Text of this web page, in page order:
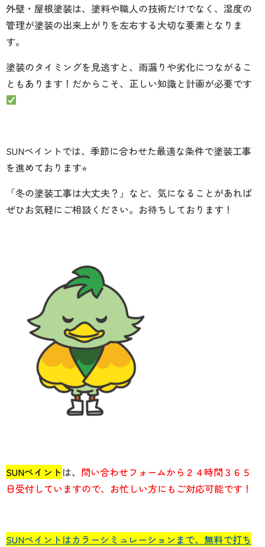
外壁・屋根塗装は、塗料や職人の技術だけでなく、湿度の
管理が塗装の出来上がりを左右する大切な要素となりま
す。
塗装のタイミングを見逃すと、雨漏りや劣化につながるこ
ともあります！だからこそ、正しい知識と計画が必要です
SUNペイントでは、季節に合わせた最適な条件で塗装工事
を進めております⭐︎
「冬の塗装工事は大丈夫？」など、気になることがあれば
ぜひお気軽にご相談ください。お待ちしております！
SUNペイント は、 問い合わせフォームから２４時間３６５
日受付していますので、お忙しい方にもご対応可能です！
SUNペイントはカラーシミュレーションまで、無料で打ち